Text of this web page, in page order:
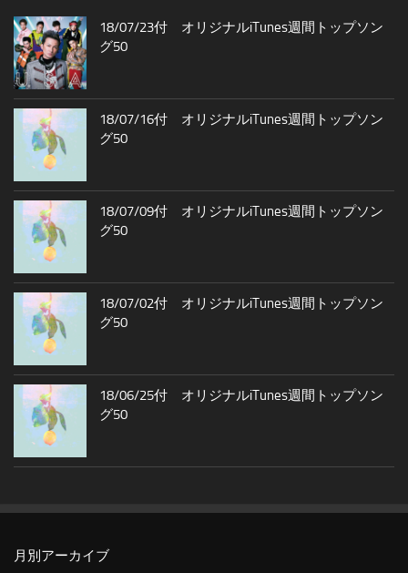
18/07/23付 オリジナルiTunes週間トップソン
グ50
18/07/16付 オリジナルiTunes週間トップソン
グ50
18/07/09付 オリジナルiTunes週間トップソン
グ50
18/07/02付 オリジナルiTunes週間トップソン
グ50
18/06/25付 オリジナルiTunes週間トップソン
グ50
月別アーカイブ